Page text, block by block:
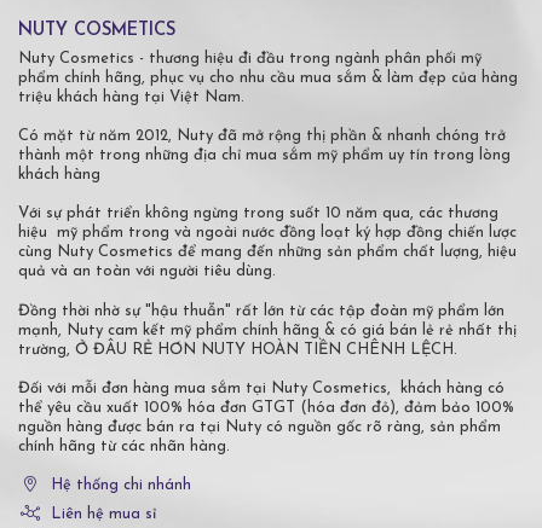
NUTY COSMETICS
Nuty Cosmetics - thương hiệu đi đầu trong ngành phân phối mỹ
phẩm chính hãng, phục vụ cho nhu cầu mua sắm & làm đẹp của hàng
triệu khách hàng tại Việt Nam.
Có mặt từ năm 2012, Nuty đã mở rộng thị phần & nhanh chóng trở
thành một trong những địa chỉ mua sắm mỹ phẩm uy tín trong lòng
khách hàng
Với sự phát triển không ngừng trong suốt 10 năm qua, các thương
hiệu mỹ phẩm trong và ngoài nước đồng loạt ký hợp đồng chiến lược
cùng Nuty Cosmetics để mang đến những sản phẩm chất lượng, hiệu
quả và an toàn với người tiêu dùng.
Đồng thời nhờ sự "hậu thuẫn" rất lớn từ các tập đoàn mỹ phẩm lớn
mạnh, Nuty cam kết mỹ phẩm chính hãng & có giá bán lẻ rẻ nhất thị
trường, Ở ĐÂU RẺ HƠN NUTY HOÀN TIỀN CHÊNH LỆCH.
Đối với mỗi đơn hàng mua sắm tại Nuty Cosmetics, khách hàng có
thể yêu cầu xuất 100% hóa đơn GTGT (hóa đơn đỏ), đảm bảo 100%
nguồn hàng được bán ra tại Nuty có nguồn gốc rõ ràng, sản phẩm
chính hãng từ các nhãn hàng.
Hệ thống chi nhánh
Liên hệ mua sỉ